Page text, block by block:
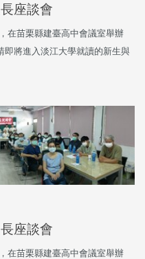
座談會
在苗栗縣建臺高中會議室舉辦
即將進入淡江大學就讀的新生與
座談會
在苗栗縣建臺高中會議室舉辦